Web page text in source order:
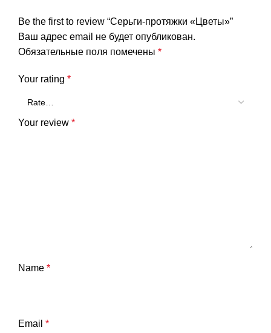
Be the first to review “Серьги-протяжки «Цветы»”
Ваш адрес email не будет опубликован.
Обязательные поля помечены *
Your rating *
Your review *
Name *
Email *